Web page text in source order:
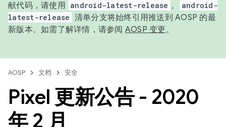
献代码，请使用 android-latest-release 。
android-
latest-release 清单分支将始终引用推送到 AOSP 的最
新版本。如需了解详情，请参阅 AOSP 变更。
AOSP 文档 安全
Pixel 更新公告 - 2020
年 2 月